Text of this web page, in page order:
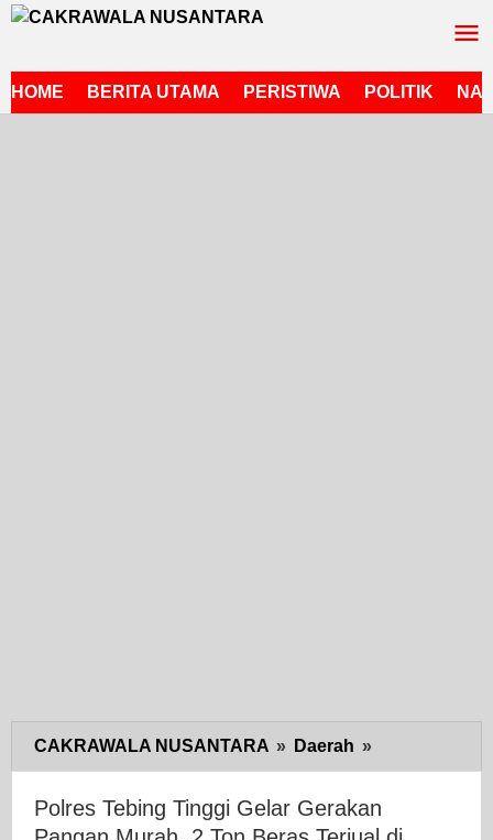
Lewati
HOME
BERITA UTAMA PERISTIWA POLITIK
CAKRAWALA NUSANTARA » Daerah »
Tebing
Gelar
Polres Tebing Tinggi Gelar Gerakan